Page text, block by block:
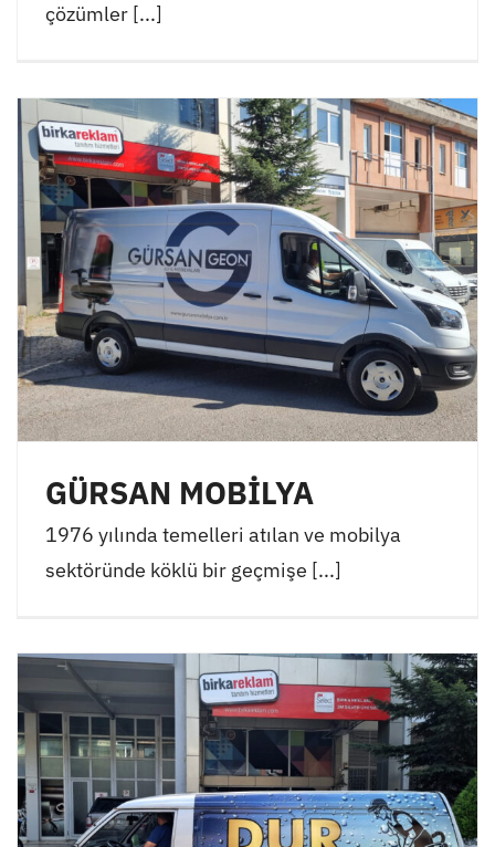
çözümler [...]
GÜRSAN MOBİLYA
1976 yılında temelleri atılan ve mobilya
sektöründe köklü bir geçmişe [...]